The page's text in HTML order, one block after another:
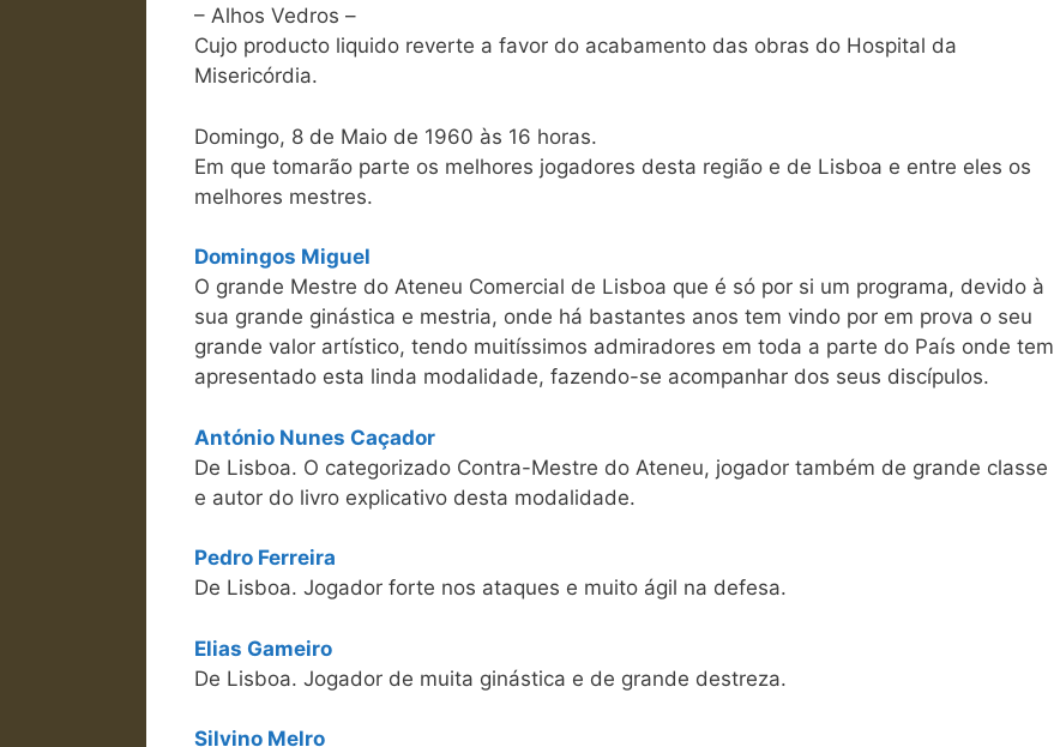
– Alhos Vedros –
Cujo producto liquido reverte a favor do acabamento das obras do Hospital da
Misericórdia.
Domingo, 8 de Maio de 1960 às 16 horas.
Em que tomarão parte os melhores jogadores desta região e de Lisboa e entre eles os
melhores mestres.
Domingos Miguel
O grande Mestre do Ateneu Comercial de Lisboa que é só por si um programa, devido à
sua grande ginástica e mestria, onde há bastantes anos tem vindo por em prova o seu
grande valor artístico, tendo muitíssimos admiradores em toda a parte do País onde tem
apresentado esta linda modalidade, fazendo-se acompanhar dos seus discípulos.
António Nunes Caçador
De Lisboa. O categorizado Contra-Mestre do Ateneu, jogador também de grande classe
e autor do livro explicativo desta modalidade.
Pedro Ferreira
De Lisboa. Jogador forte nos ataques e muito ágil na defesa.
Elias Gameiro
De Lisboa. Jogador de muita ginástica e de grande destreza.
Silvino Melro